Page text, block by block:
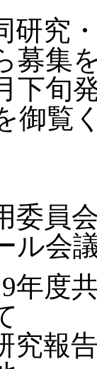
究
募集
下旬
御覧
委員
ル会
度共
書